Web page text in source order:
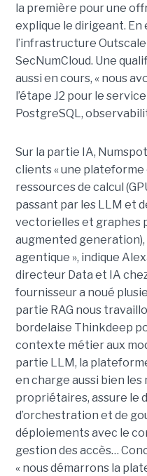
la première pour une
explique le dirigeant. En
l’infrastructure
SecNumCloud. Une
aussi en cours, « nous
l’étape J2 pour le
PostgreSQL,
Sur la partie IA,
clients « une
ressources de calcul
passant par les LLM et
vectorielles et graphes
augmented generation),
agentique », indique
directeur Data et IA
fournisseur a noué
partie RAG nous
bordelaise Thinkdeep
contexte métier aux
partie LLM, la
en charge aussi bien
propriétaires, assure le
d’orchestration et de
déploiements avec le
gestion des accès…
« nous démarrons la